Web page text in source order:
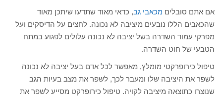
אם אתם סובלים מכאבי גב, כדאי מאוד שתדעו שיתכן מאוד
שהכאבים הללו נובעים מיציבה לא נכונה. לחצים על הדיסקים ועל
מפרקי עמוד השדרה בשל יציבה לא נכונה עלולים לפגוע במתח
הטבעי של חוט השדרה.
טיפול כירופרקטי מומלץ, מאפשר לכל אדם בעל יציבה לא נכונה
לשפר את היציבה שלו ומעבר לכך, לשפר את מצב בעיות הגב
שנוצרו כתוצאה מיציבה לקויה. טיפול כירופרקט מסייע לשפר את